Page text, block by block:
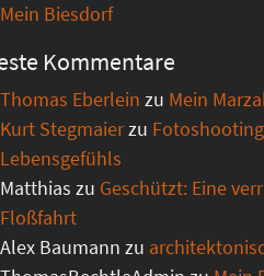
Mein Biesdorf
Kommentare
Thomas Eberlein zu Mein
Kurt Stegmaierzu
Lebensgefühls
Matthias zu Geschützt: Eine
Floßfahrt
Alex Baumann zu